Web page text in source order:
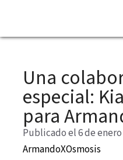
Saltar
contenido
Una
especial:
para
Publicado el 6 de enero
ArmandoXOsmosis